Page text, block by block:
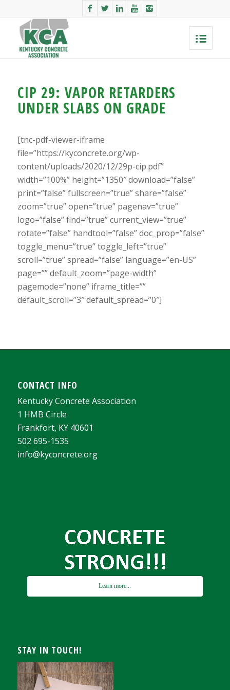
CIP 29: VAPOR RETARDERS
UNDER SLABS ON GRADE
[tnc-pdf-viewer-iframe
file=”https://kyconcrete.org/wp-
content/uploads/2020/12/29p-cip.pdf”
width=”100%” height=”1350″ download=”false”
print=”false” fullscreen=”true” share=”false”
zoom=”true” open=”true” pagenav=”true”
logo=”false” find=”true” current_view=”true”
rotate=”false” handtool=”false” doc_prop=”false”
toggle_menu=”true” toggle_left=”true”
scroll=”true” spread=”false” language=”en-US”
page=”” default_zoom=”page-width”
pagemode=”none” iframe_title=””
default_scroll=”3″ default_spread=”0″]
CONTACT INFO
Kentucky Concrete Association
1 HMB Circle
Frankfort, KY 40601
502 695-1535
info@kyconcrete.org
Learn more...
STAY IN TOUCH!